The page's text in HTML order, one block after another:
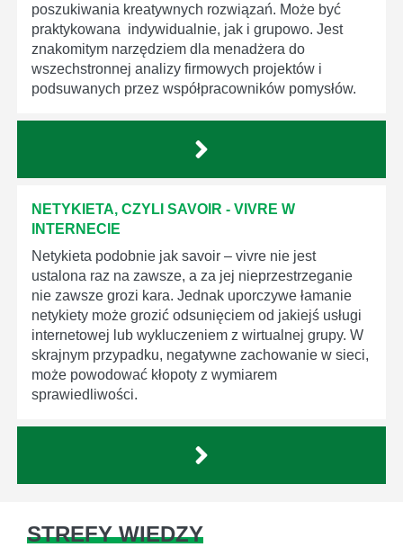
poszukiwania kreatywnych rozwiązań. Może być
praktykowana indywidualnie, jak i grupowo. Jest
znakomitym narzędziem dla menadżera do
wszechstronnej analizy firmowych projektów i
podsuwanych przez współpracowników pomysłów.
NETYKIETA, CZYLI SAVOIR - VIVRE W
INTERNECIE
Netykieta podobnie jak savoir – vivre nie jest
ustalona raz na zawsze, a za jej nieprzestrzeganie
nie zawsze grozi kara. Jednak uporczywe łamanie
netykiety może grozić odsunięciem od jakiejś usługi
internetowej lub wykluczeniem z wirtualnej grupy. W
skrajnym przypadku, negatywne zachowanie w sieci,
może powodować kłopoty z wymiarem
sprawiedliwości.
STREFY WIEDZY